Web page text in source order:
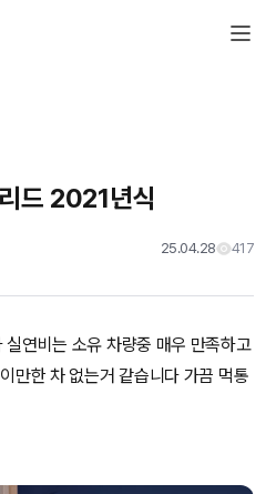
드 2021년식
25.04.28 417
연비는 소유 차량중 매우 만족하고
만한 차 없는거 같습니다 가끔 먹통